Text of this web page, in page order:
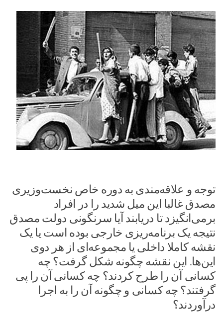
توجه و علاقه‌مندی به دوره خاص نخست‌وزیری
مصدق غالبا این میل شدید را در افراد
برمی‌انگیزد تا دریابند آیا سرنگونی دولت مصدق
نتیجه یک برنامه‌ریزی خارجی بوده است یا یک
نقشه کاملا داخلی یا مجموعه‌ای از هر دوی
این‌ها. این نقشه چگونه شکل گرفت؟ چه
کسانی آن را طرح کردند؟ چه کسانی آن را پی
گرفتند؟ چه کسانی و چگونه آن را به اجرا
درآوردند؟